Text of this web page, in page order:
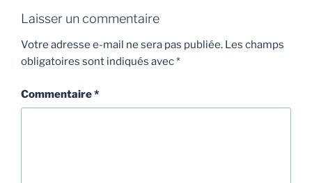
Laisser un commentaire
Votre adresse e-mail ne sera pas publiée. Les champs
obligatoires sont indiqués avec*
Commentaire*